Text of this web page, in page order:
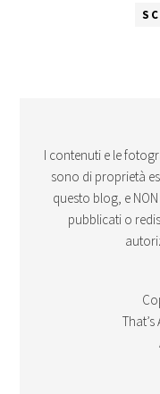
I contenuti e le
sono di proprietà
questo blog, e
pubblicati o